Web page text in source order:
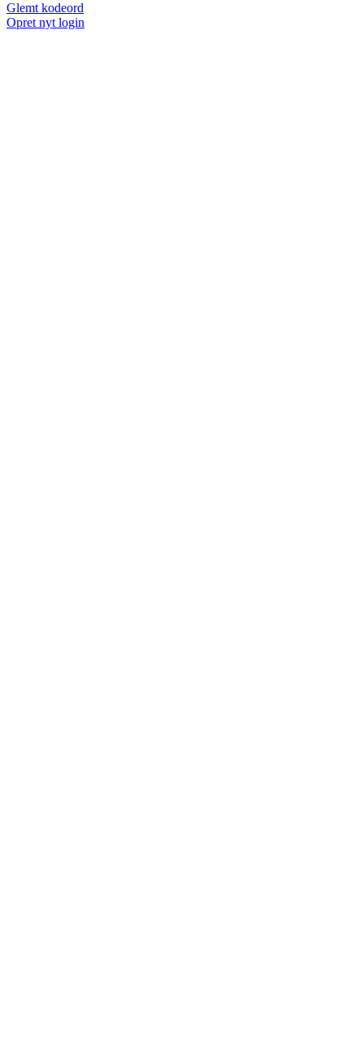
Glemt kodeord
Opret nyt login